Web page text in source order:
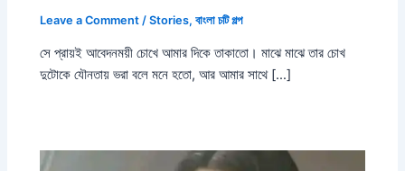
Leave a Comment /Stories,বাংলা চটি গল্প
সে প্রায়ই আবেদনময়ী চোখে আমার দিকে তাকাতো। মাঝে মাঝে তার চোখ
দুটোকে যৌনতায় ভরা বলে মনে হতো, আর আমার সাথে […]